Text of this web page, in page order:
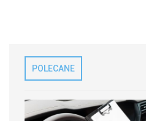
POLECANE